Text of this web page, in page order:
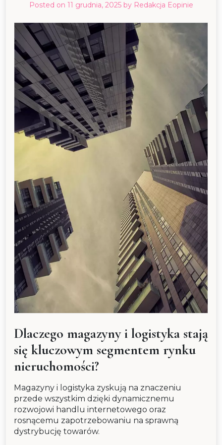
Posted on 11 grudnia, 2025by Redakcja Eopinie
Dlaczego magazyny i logistyka stają
się kluczowym segmentem rynku
nieruchomości?
Magazyny i logistyka zyskują na znaczeniu
przede wszystkim dzięki dynamicznemu
rozwojowi handlu internetowego oraz
rosnącemu zapotrzebowaniu na sprawną
dystrybucję towarów.